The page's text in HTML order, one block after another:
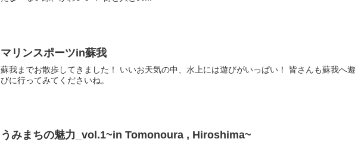
マリンスポーツin蘇我
蘇我までお散歩してきました！ いいお天気の中、水上には遊びがいっぱい！ 皆さんも蘇我へ遊
びに行ってみてくださいね。
うみまちの魅力_vol.1~in Tomonoura , Hiroshima~